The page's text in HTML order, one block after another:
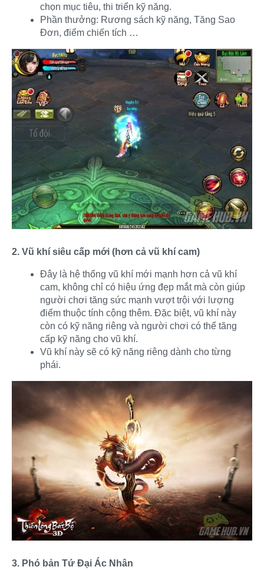
chọn mục tiêu, thi triển kỹ năng.
Phần thưởng: Rương sách kỹ năng, Tăng Sao
Đơn, điểm chiến tích …
2. Vũ khí siêu cấp mới (hơn cả vũ khí cam)
Đây là hệ thống vũ khí mới mạnh hơn cả vũ khí
cam, không chỉ có hiệu ứng đẹp mắt mà còn giúp
người chơi tăng sức mạnh vượt trội với lượng
điểm thuộc tính cộng thêm. Đặc biệt, vũ khí này
còn có kỹ năng riêng và người chơi có thể tăng
cấp kỹ năng cho vũ khí.
Vũ khí này sẽ có kỹ năng riêng dành cho từng
phái.
3. Phó bản Tứ Đại Ác Nhân